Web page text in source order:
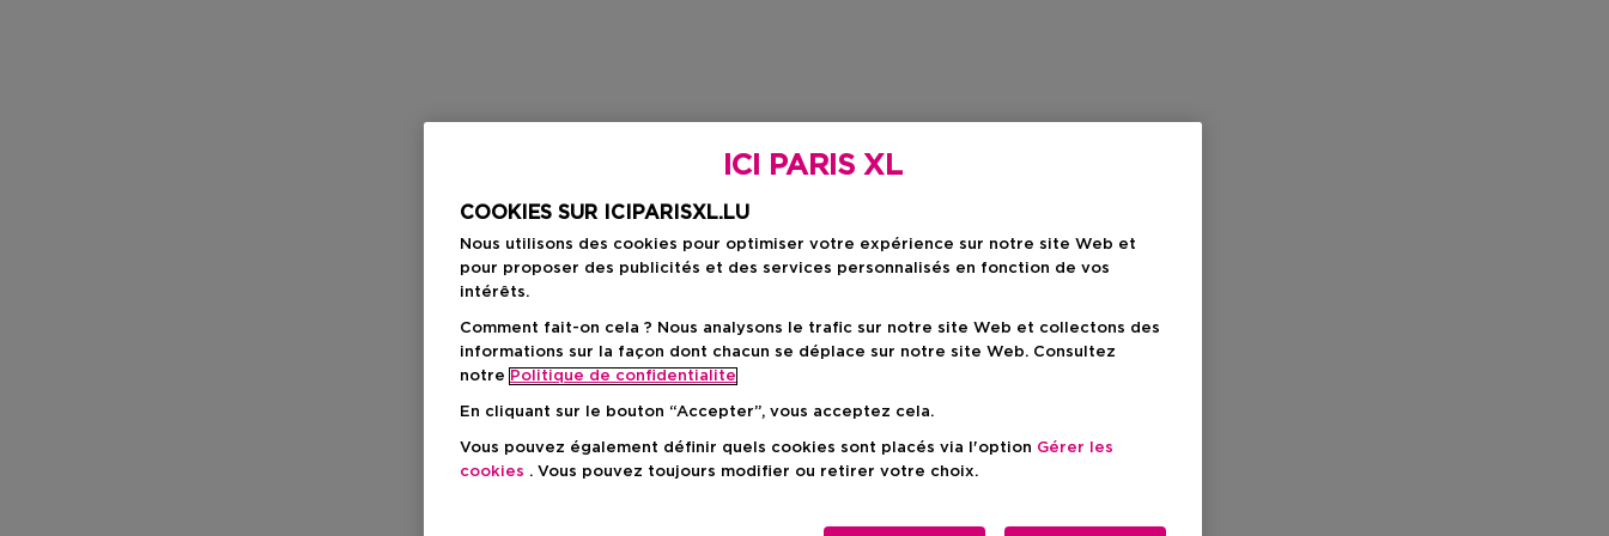
ICI PARIS XL
COOKIES SUR ICIPARISXL.LU
Nous utilisons des cookies pour optimiser votre expérience sur notre site Web et
pour proposer des publicités et des services personnalisés en fonction de vos
intérêts.
Comment fait-on cela ? Nous analysons le trafic sur notre site Web et collectons des
informations sur la façon dont chacun se déplace sur notre site Web. Consultez
notre Politique de confidentialite
En cliquant sur le bouton “Accepter”, vous acceptez cela.
Vous pouvez également définir quels cookies sont placés via l'option Gérer les
cookies . Vous pouvez toujours modifier ou retirer votre choix.